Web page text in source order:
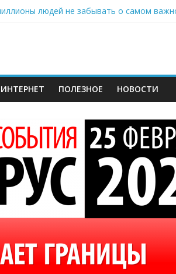
людей не забывать о самом
ИНТЕРНЕТ ПОЛЕЗНОЕ НОВОСТИ